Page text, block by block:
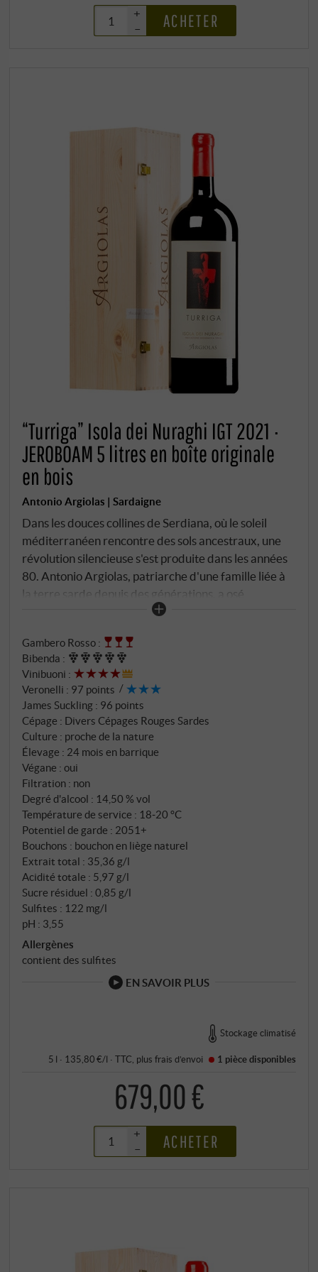
+
–
ACHETER
“Turriga” Isola dei Nuraghi IGT 2021 ·
JEROBOAM 5 litres en boîte originale
en bois
Antonio Argiolas | Sardaigne
Dans les douces collines de Serdiana, où le soleil
méditerranéen rencontre des sols ancestraux, une
révolution silencieuse s'est produite dans les années
80. Antonio Argiolas, patriarche d'une famille liée à
la terre sarde depuis des générations, a osé
l'impensable : il a fait venir sur l'île le légendaire
réaliser ensemble le rêve d'un grand vin sarde.
Turriga était né – non seulement en tant que vin, mais
aussi en tant que manifeste de toute une région. Le
nom lui-même raconte une histoire : Turriga provient
du dialecte sarde et désigne les tours de garde
caractéristiques qui surveillent la côte de l'île depuis
des siècles. Comme ces sentinelles de pierre sur la
mer, ce vin veille sur le prestige de l'œnologie sarde.
Cette cuvée issue de divers cépages rouges sardes
provient des meilleures parcelles de la Tenuta
Turriga – une composition qui allie le génie de Tachis
pour l'assemblage à l'âme authentique de la
Sardaigne.
Gambero Rosso :
Bibenda :
Vinibuoni :
Veronelli : 97 points
James Suckling : 96 points
Cépage : Divers Cépages Rouges Sardes
Culture : proche de la nature
Élevage : 24 mois en barrique
Végane : oui
Filtration : non
Degré d'alcool : 14,50 % vol
Température de service : 18‑20 °C
Potentiel de garde : 2051+
Bouchons : bouchon en liège naturel
Extrait total : 35,36 g/l
Acidité totale : 5,97 g/l
Sucre résiduel : 0,85 g/l
Sulfites : 122 mg/l
pH : 3,55
Allergènes
contient des sulfites
EN SAVOIR PLUS
Stockage climatisé
5 l · 135,80 €/l ·TTC , plusfrais d’envoi 1 piècedisponibles
679,00 €
+
–
ACHETER